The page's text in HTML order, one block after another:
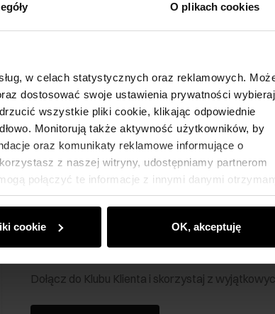
O plikach cookies
w celach statystycznych oraz reklamowych.
dostosować swoje ustawienia prywatności
wszystkie pliki cookie, klikając odpowiednie
Monitorują także aktywność użytkowników, by
oraz komunikaty reklamowe informujące o
z naszej witryny, udostępniamy partnerom
połączyć te informacje z innymi danymi
cookie OK, akceptuję
Klub Klienta Ochnik
Dołącz do Klubu Klienta i skorzystaj z